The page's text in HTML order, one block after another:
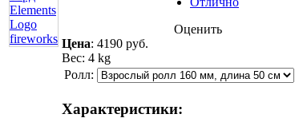
Оценить
Цена: 4190 руб.
Вес: 4 kg
Ролл:
Характеристики: